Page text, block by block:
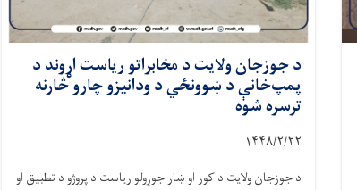
د جوزجان ولایت د مخابراتو ریاست اړوند د
پمپ‌خانې د ښوونځي د ودانیزو چارو څارنه
ترسره شوه
۱۴۴۸/۲/۲۲
د جوزجان ولایت د کور او ښار جوړولو ریاست د پروژو د تطبیق او